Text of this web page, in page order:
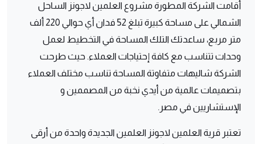
أقامت الشركة المطورة مشروع العلمين لاجونز الساحل
الشمالي على مساحة كبيرة تبلغ 52 فدان أي حوالي 220 ألف
متر مربع، ساعدتك التلك المساحة في التخطيط لعمل
وحدات تتناسب مع كافة إحتياجات العملاء. حيث طرحت
الشركة شاليهات متفاوتة المساحة تناسب مختلف العملاء
بتصميمات عالمية من أيدي نخبة من المصممين و
الإستشاريين في مصر.
تعتبر قرية العلمين لاجونز العلمين الجديدة واحدة من أرقى